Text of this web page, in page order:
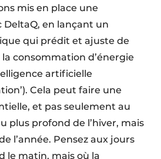
mis en place une
DeltaQ, en lançant un
qui prédit et ajuste de
consommation d’énergie
artificielle
Cela peut faire une
et pas seulement au
plus profond de l’hiver, mais
l’année. Pensez aux jours
le matin, mais où la